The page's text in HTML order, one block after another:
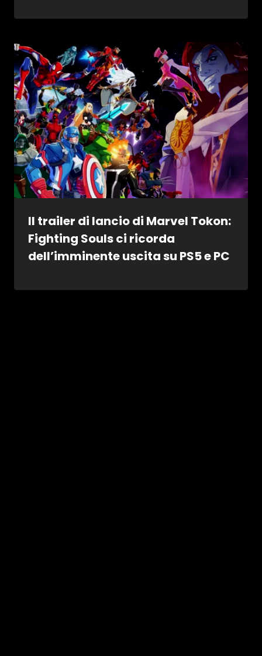
Il trailer di lancio di Marvel Tokon:
Fighting Souls ci ricorda
dell’imminente uscita su PS5 e PC